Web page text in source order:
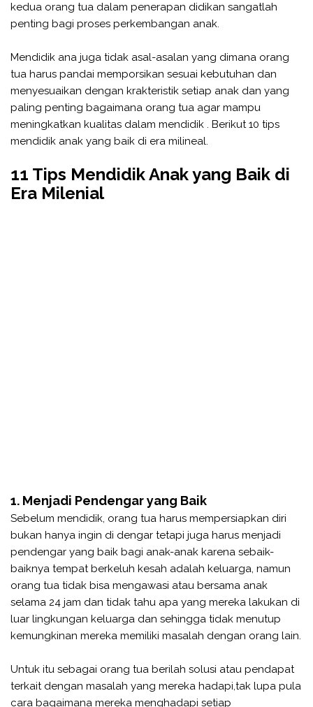
kedua orang tua dalam penerapan didikan sangatlah
penting bagi proses perkembangan anak.
Mendidik ana juga tidak asal-asalan yang dimana orang
tua harus pandai memporsikan sesuai kebutuhan dan
menyesuaikan dengan krakteristik setiap anak dan yang
paling penting bagaimana orang tua agar mampu
meningkatkan kualitas dalam mendidik . Berikut 10 tips
mendidik anak yang baik di era milineal.
11 Tips Mendidik Anak yang Baik di
Era Milenial
1. Menjadi Pendengar yang Baik
Sebelum mendidik, orang tua harus mempersiapkan diri
bukan hanya ingin di dengar tetapi juga harus menjadi
pendengar yang baik bagi anak-anak karena sebaik-
baiknya tempat berkeluh kesah adalah keluarga, namun
orang tua tidak bisa mengawasi atau bersama anak
selama 24 jam dan tidak tahu apa yang mereka lakukan di
luar lingkungan keluarga dan sehingga tidak menutup
kemungkinan mereka memiliki masalah dengan orang lain.
Untuk itu sebagai orang tua berilah solusi atau pendapat
terkait dengan masalah yang mereka hadapi,tak lupa pula
cara bagaimana mereka menghadapi setiap